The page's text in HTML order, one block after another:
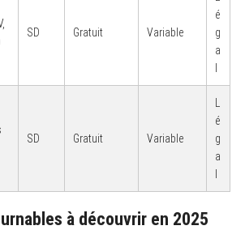
SD Gratuit Variable
é
g
a
l
SD Gratuit Variable
L
é
g
a
l
à découvrir en 2025